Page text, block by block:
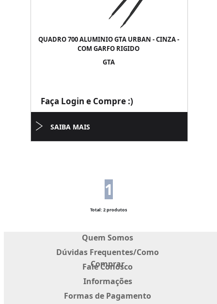
QUADRO 700 ALUMINIO GTA URBAN - CINZA -
COM GARFO RIGIDO
GTA
Faça Login e Compre :)
SAIBA MAIS
1
Total: 2 produtos
Quem Somos
Dúvidas Frequentes/Como
Comprar
Fale Conosco
Informações
Formas de Pagamento